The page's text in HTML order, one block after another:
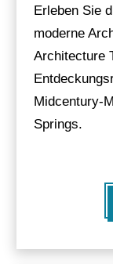
Erleben Sie
moderne
Architecture
Midcentury-
Springs.